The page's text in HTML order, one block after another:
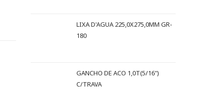
LIXA D'AGUA 225,0X275,0MM GR-
180
GANCHO DE ACO 1,0T(5/16")
C/TRAVA